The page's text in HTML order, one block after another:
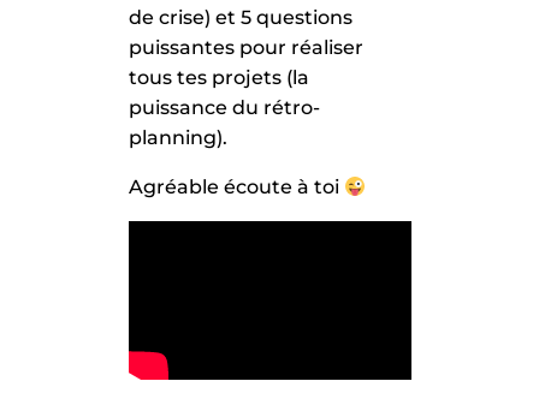
de crise) et 5 questions
puissantes pour réaliser
tous tes projets (la
puissance du rétro-
planning).
Agréable écoute à toi